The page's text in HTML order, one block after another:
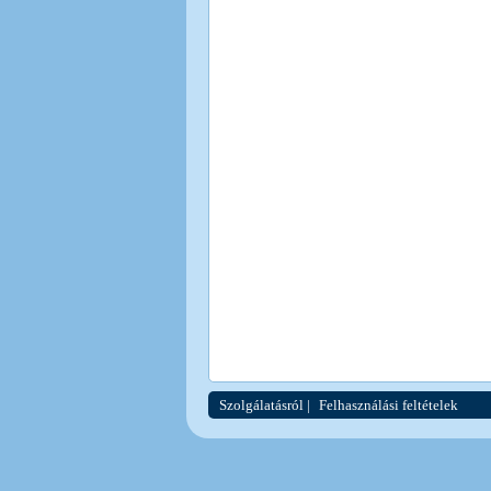
Szolgálatásról | Felhasználási feltételek